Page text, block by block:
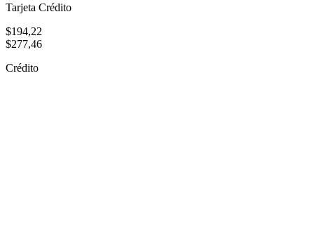
Tarjeta Crédito
$194,22
$277,46
Crédito